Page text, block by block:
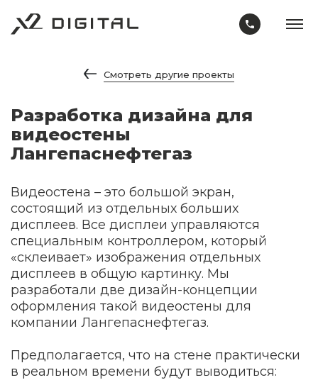
Смотреть другие проекты
Разработка дизайна для
видеостены
Лангепаснефтегаз
Видеостена – это большой экран,
состоящий из отдельных больших
дисплеев. Все дисплеи управляются
специальным контроллером, который
«склеивает» изображения отдельных
дисплеев в общую картинку. Мы
разработали две дизайн-концепции
оформления такой видеостены для
компании Лангепаснефтегаз.
Предполагается, что на стене практически
в реальном времени будут выводиться: